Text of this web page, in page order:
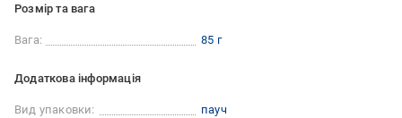
Розмір та вага
Вага: 85 г
Додаткова інформація
Вид упаковки:
пауч